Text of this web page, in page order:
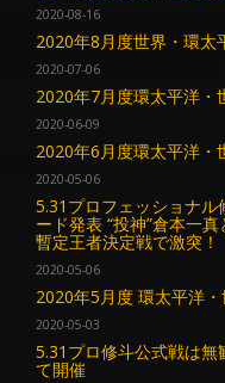
2020-08-16
2020年8月度世界・環太
2020-07-06
2020年7月度環太平洋・
2020-06-09
2020年6月度環太平洋・
2020-05-06
5.31プロフェッショナ
ード発表 “投神”倉本一
暫定王者決定戦で激突！
2020-05-06
2020年5月度 環太平洋
2020-05-03
5.31プロ修斗公式戦は
て開催